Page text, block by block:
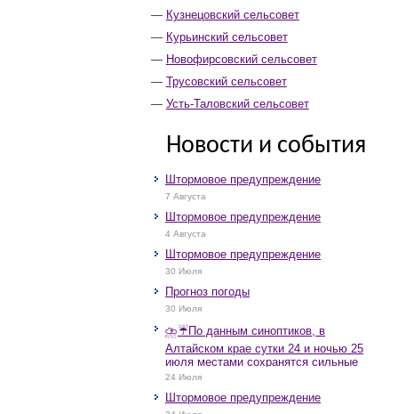
Кузнецовский сельсовет
Курьинский сельсовет
Новофирсовский сельсовет
Трусовский сельсовет
Усть-Таловский сельсовет
Новости и события
Штормовое предупреждение
7 Августа
Штормовое предупреждение
4 Августа
Штормовое предупреждение
30 Июля
Прогноз погоды
30 Июля
⛈️☔️По данным синоптиков, в
Алтайском крае сутки 24 и ночью 25
июля местами сохранятся сильные
дожди, грозы, при грозах очень
крупный град, шквалистое усиление
24 Июля
Штормовое предупреждение